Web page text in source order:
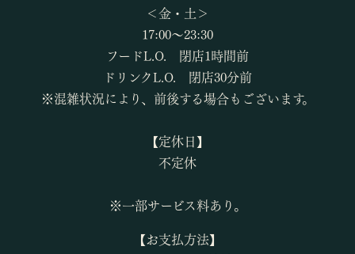
＜金・土＞
17:00～23:30
フードL.O. 閉店1時間前
ドリンクL.O. 閉店30分前
※混雑状況により、前後する場合もございます。
【定休日】
不定休
※一部サービス料あり。
【お支払方法】